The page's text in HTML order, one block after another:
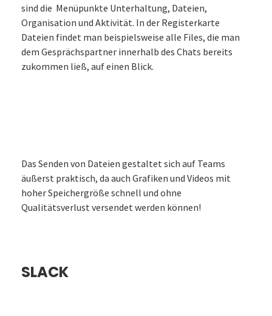
sind die Menüpunkte Unterhaltung, Dateien,
Organisation und Aktivität. In der Registerkarte
Dateien findet man beispielsweise alle Files, die man
dem Gesprächspartner innerhalb des Chats bereits
zukommen ließ, auf einen Blick.
Das Senden von Dateien gestaltet sich auf Teams
äußerst praktisch, da auch Grafiken und Videos mit
hoher Speichergröße schnell und ohne
Qualitätsverlust versendet werden können!
SLACK